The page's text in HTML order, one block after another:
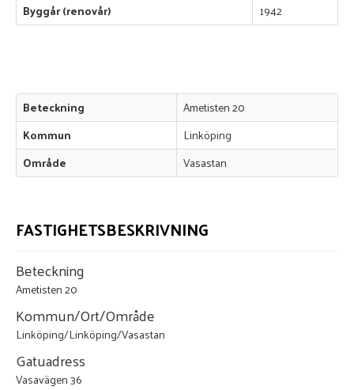
Byggår (renovår)
1942
Beteckning
Ametisten 20
Kommun
Linköping
Område
Vasastan
FASTIGHETSBESKRIVNING
Beteckning
Ametisten 20
Kommun/Ort/Område
Linköping/Linköping/Vasastan
Gatuadress
Vasavägen 36